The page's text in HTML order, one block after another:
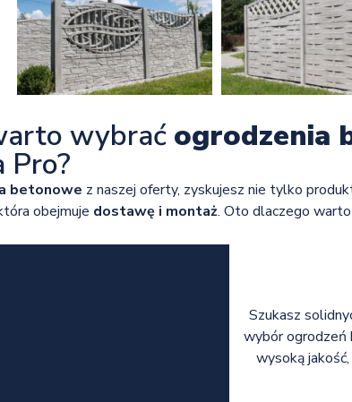
wybrać ogrodzenia
Pro?
betonowe z naszej oferty, zyskujesz nie tylko
obejmuje dostawę i montaż. Oto dlaczego
Szukasz
wybór ogrodzeń
wysoką